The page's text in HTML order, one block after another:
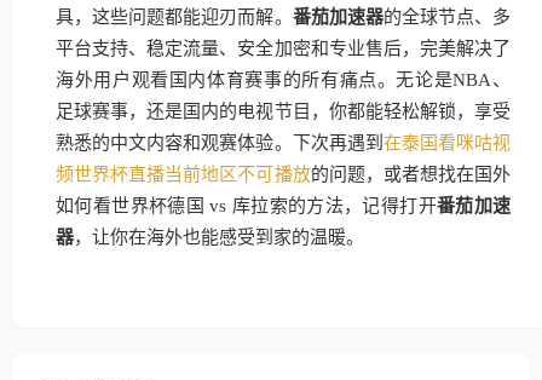
具，这些问题都能迎刃而解。 番茄加速器的全球节点、多
平台支持、稳定流量、安全加密和专业售后，完美解决了
海外用户观看国内体育赛事的所有痛点。无论是NBA、
足球赛事，还是国内的电视节目，你都能轻松解锁，享受
熟悉的中文内容和观赛体验。下次再遇到 在泰国看咪咕视
频世界杯直播当前地区不可播放的问题，或者想找在国外
如何看世界杯德国 vs 库拉索的方法，记得打开番茄加速
器，让你在海外也能感受到家的温暖。